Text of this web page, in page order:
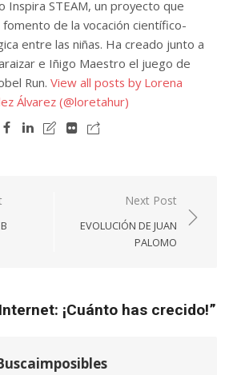
Inspira STEAM, un proyecto que
fomento de la vocación científico-
entre las niñas. Ha creado junto a
e Iñigo Maestro el juego de
Run. View all posts by Lorena
Álvarez (@loretahur)
Next Post
EVOLUCIÓN DE JUAN
PALOMO
Internet: ¡Cuánto has crecido!”